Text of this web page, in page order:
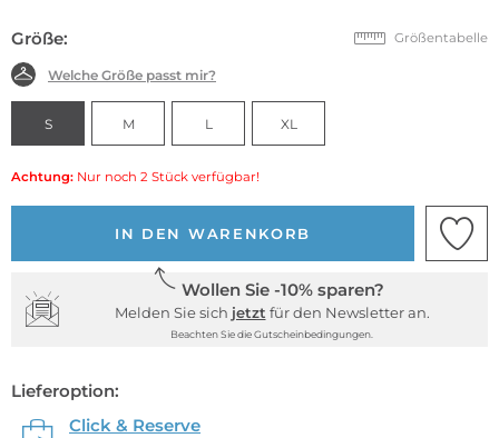
Größe: Größentabelle
Welche Größe passt mir?
S M L XL
Achtung: Nur noch 2 Stück verfügbar!
IN DEN WARENKORB
Wollen Sie -10% sparen?
Melden Sie sich jetzt für den Newsletter an.
Beachten Sie die Gutscheinbedingungen.
Lieferoption:
Click & Reserve